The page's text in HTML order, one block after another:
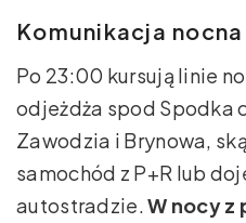
Komunikacja
Po 23:00 kursują linie
odjeżdża spod Spodka
Zawodzia i Brynowa,
samochód z P+R lub
autostradzie.W nocy z